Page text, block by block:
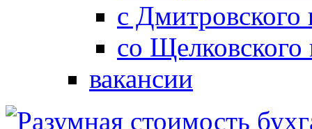
с Дмитровского
со Щелковского
вакансии